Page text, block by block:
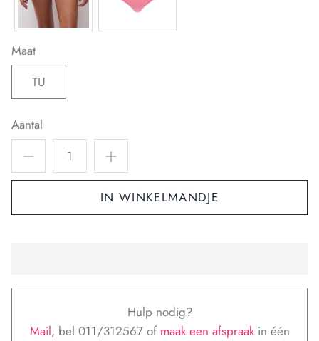
Maat
TU
Aantal
IN WINKELMANDJE
Hulp nodig?
Mail, bel 011/312567 of maak een afspraak in één